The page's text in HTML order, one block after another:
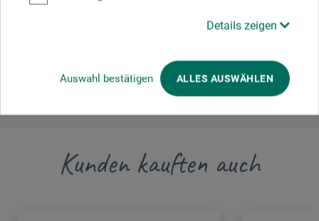
Details zeigen
Auswahl bestätigen ALLES AUSWÄHLEN
www.marcodachs.com
Kunden kauften auch